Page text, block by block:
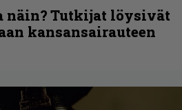
näin? Tutkijat löysivät
kansansairauteen